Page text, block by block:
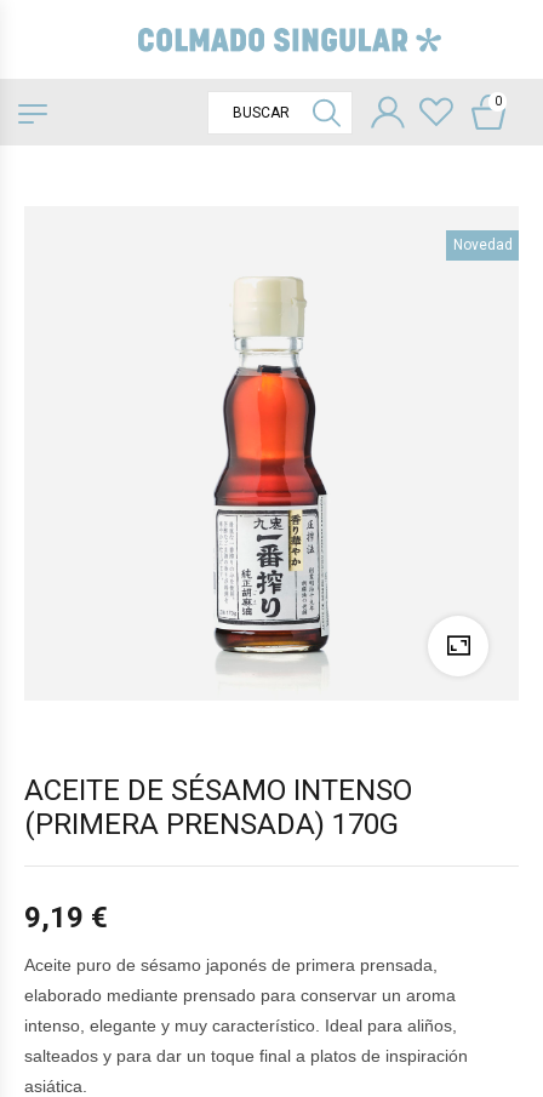
0
Novedad
ACEITE DE SÉSAMO INTENSO
(PRIMERA PRENSADA) 170G
9,19 €
Aceite puro de sésamo japonés de primera prensada,
elaborado mediante prensado para conservar un aroma
intenso, elegante y muy característico. Ideal para aliños,
salteados y para dar un toque final a platos de inspiración
asiática.